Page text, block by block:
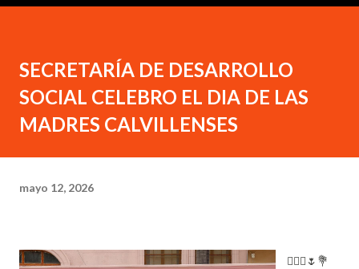
SECRETARÍA DE DESARROLLO
SOCIAL CELEBRO EL DIA DE LAS
MADRES CALVILLENSES
mayo 12, 2026
🙋🏻‍♂️🌷💐